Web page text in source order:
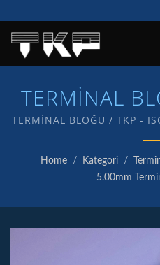
TERMİNAL
Elemanları |
Elemanları
TERMİNAL BLOĞU / TKP -
onaylı bir şirketiz, bu da
ürünler sunma
Kendi markamız olan
Home / Kategori /
5.00mm